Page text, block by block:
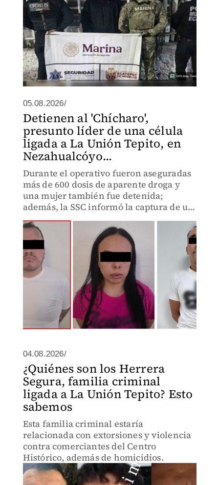
05.08.2026/
Detienen al 'Chícharo',
presunto líder de una célula
ligada a La Unión Tepito, en
Nezahualcóyo...
Durante el operativo fueron aseguradas
más de 600 dosis de aparente droga y
una mujer también fue detenida;
además, la SSC informó la captura de un
presunto integrante de la Anti Unión
Tepito en otra acción.
04.08.2026/
¿Quiénes son los Herrera
Segura, familia criminal
ligada a La Unión Tepito? Esto
sabemos
Esta familia criminal estaría
relacionada con extorsiones y violencia
contra comerciantes del Centro
Histórico, además de homicidios.